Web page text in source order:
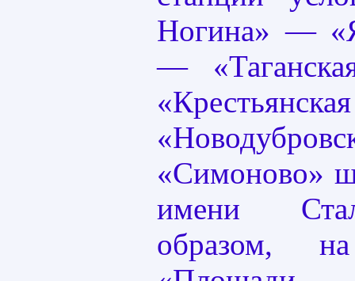
Ногина» —
—
«Симоново»
имени
образом,